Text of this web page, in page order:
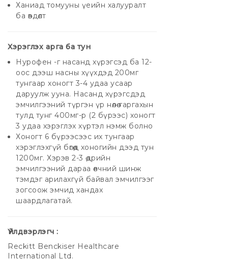
Ханиад томууны үеийн халууралт
ба өвдөлт
Хэрэглэх арга ба тун
Нурофен -г насанд хүрэгсэд ба 12-
оос дээш насны хүүхдэд 200мг
тунгаар хоногт 3-4 удаа усаар
даруулж ууна. Насанд хүрэгсдэд
эмчилгээний түргэн үр нөлөө гаргахын
тулд тунг 400мг-р (2 бүрээс) хоногт
3 удаа хэрэглэх хүртэл нэмж болно
Хоногт 6 бүрээсээс их тунгаар
хэрэглэхгүй бөгөөд хоногийн дээд тун
1200мг. Хэрэв 2-3 өдрийн
эмчилгээний дараа өвчний шинж
тэмдэг арилахгүй байвал эмчилгээг
зогсоож эмчид хандах
шаардлагатай.
Үйлдвэрлэгч :
Reckitt Benckiser Healthcare
International Ltd.